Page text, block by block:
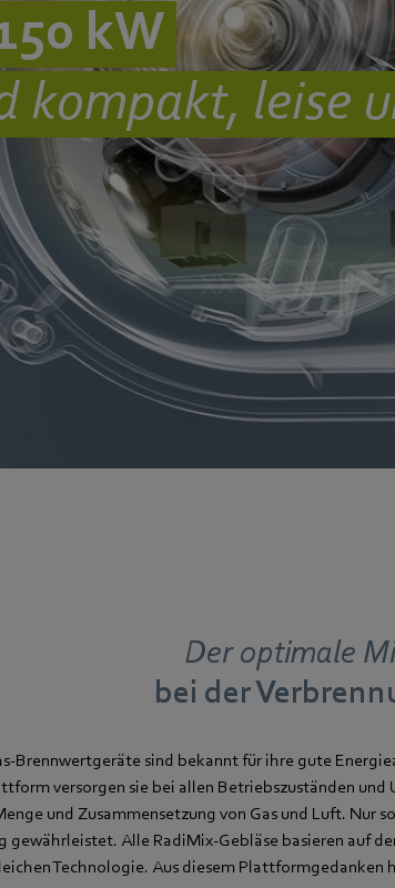
kW
kompakt, leise
Der optimale
bei der
Brennwertgeräte sind bekannt für ihre gute
versorgen sie bei allen Betriebszuständen
und Zusammensetzung von Gas und Luft. Nur
gewährleistet. Alle RadiMix-Gebläse basieren auf
Technologie. Aus diesem Plattformgedanken